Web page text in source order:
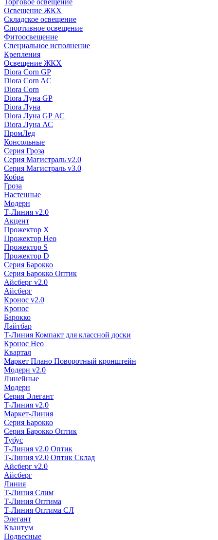
Торговое освещение
Освещение ЖКХ
Складское освещение
Спортивное освещение
Фитоосвещение
Специальное исполнение
Крепления
Освещение ЖКХ
Diora Corn GP
Diora Corn AC
Diora Corn
Diora Луна GP
Diora Луна
Diora Луна GP АС
Diora Луна АС
ПромЛед
Консольные
Серия Гроза
Серия Магистраль v2.0
Серия Магистраль v3.0
Кобра
Гроза
Настенные
Модерн
Т-Линия v2.0
Акцент
Прожектор X
Прожектор Нео
Прожектор S
Прожектор D
Серия Барокко
Серия Барокко Оптик
Айсберг v2.0
Айсберг
Кронос v2.0
Кронос
Барокко
Лайтбар
Т-Линия Компакт для классной доски
Кронос Нео
Квартал
Маркет Плано Поворотный кронштейн
Модерн v2.0
Линейные
Модерн
Серия Элегант
Т-Линия v2.0
Маркет-Линия
Серия Барокко
Серия Барокко Оптик
Тубус
Т-Линия v2.0 Оптик
Т-Линия v2.0 Оптик Склад
Айсберг v2.0
Айсберг
Линия
Т-Линия Слим
Т-Линия Оптима
Т-Линия Оптима СЛ
Элегант
Квантум
Подвесные